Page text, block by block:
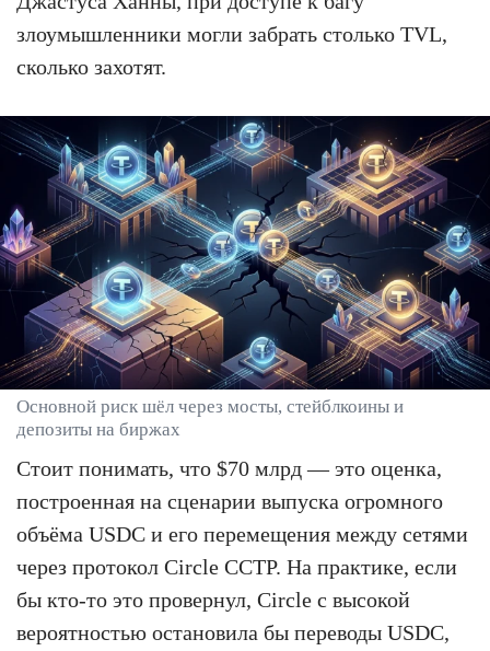
злоумышленники могли забрать столько TVL,
сколько захотят.
Основной риск шёл через мосты, стейблкоины и
депозиты на биржах
Стоит понимать, что $70 млрд — это оценка,
построенная на сценарии выпуска огромного
объёма USDC и его перемещения между сетями
через протокол Circle CCTP. На практике, если
бы кто-то это провернул, Circle с высокой
вероятностью остановила бы переводы USDC,